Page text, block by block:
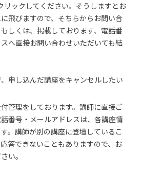
リックしてください。そうしますとお
飛びますので、そちらからお問い合
しくは、掲載しております、電話番
へ直接お問い合わせいただいても結
申し込んだ講座をキャンセルしたい
管理をしております。講師に直接ご
番号・メールアドレスは、各講座情
。講師が別の講座に登壇しているこ
答できないこともありますので、お
い。